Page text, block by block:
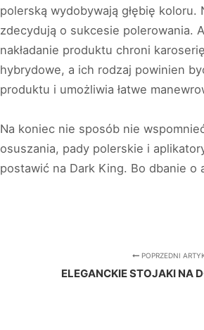
polerską wydobywają głębię
zdecydują o sukcesie polerowania.
nakładanie produktu chroni
hybrydowe, a ich rodzaj powinien
produktu i umożliwia łatwe
Na koniec nie sposób nie
osuszania, pady polerskie i
postawić na Dark King. Bo dbanie
POPRZEDNI
ELEGANCKIE STOJAKI NA